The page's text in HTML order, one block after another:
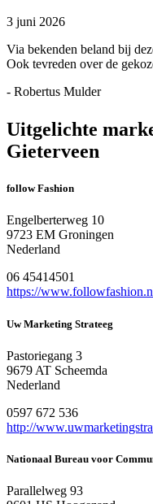
3 juni 2026
Via bekenden beland bij
Ook tevreden over de
- Robertus Mulder
Uitgelichte
Gieterveen
follow Fashion
Engelberterweg 10
9723 EM Groningen
Nederland
06 45414501
https://
Uw Marketing Strateeg
Pastoriegang 3
9679 AT Scheemda
Nederland
0597 672 536
http://
Nationaal Bureau voor
Parallelweg 93